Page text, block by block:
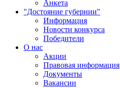
Анкета
"Достояние губернии"
Информация
Новости конкурса
Победители
О нас
Акции
Правовая информация
Документы
Вакансии